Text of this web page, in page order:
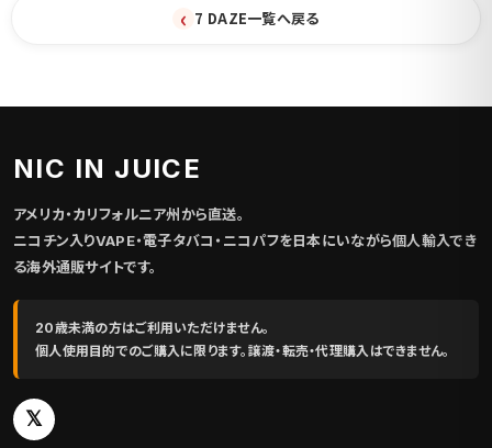
‹ 7 DAZE一覧へ戻る
NIC IN JUICE
アメリカ・カリフォルニア州から直送。
ニコチン入りVAPE・電子タバコ・ニコパフを日本にいながら個人輸入でき
る海外通販サイトです。
20歳未満の方はご利用いただけません。
個人使用目的でのご購入に限ります。譲渡・転売・代理購入はできません。
𝕏